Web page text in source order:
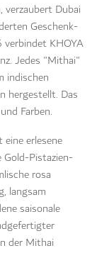
verzaubert Dubai
Geschenk-
KHOYA
Jedes "Mithai"
indischen
hergestellt. Das
Farben.
eine erlesene
Pistazien-
rosa
langsam
saisonale
der Mithai